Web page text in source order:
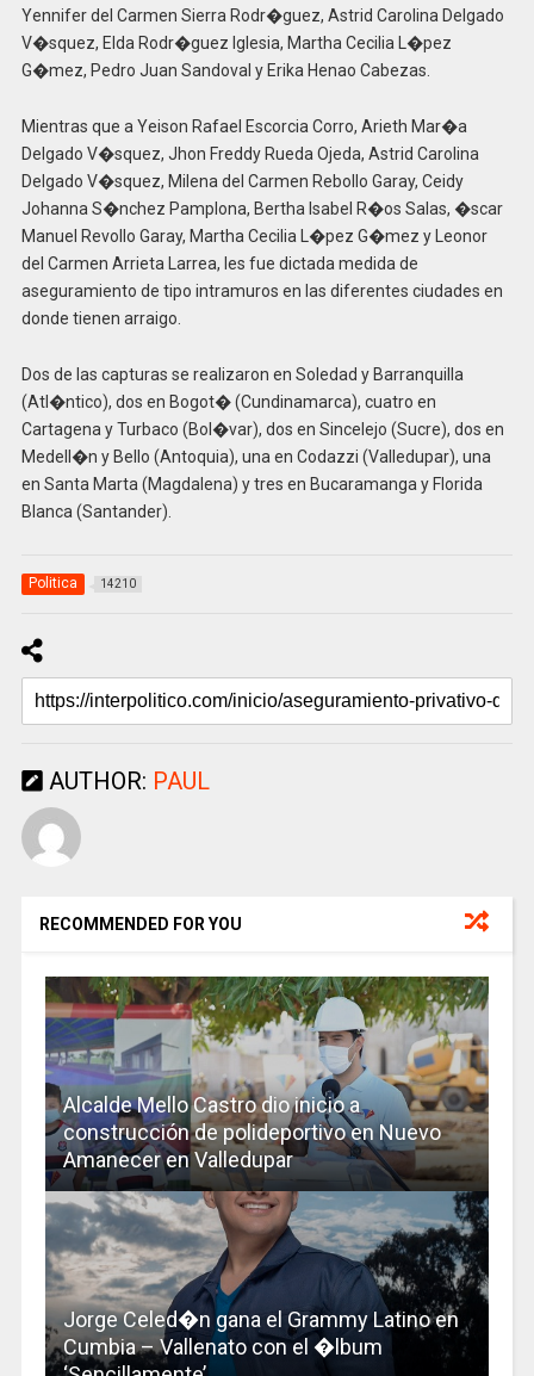
Yennifer del Carmen Sierra Rodr�guez, Astrid Carolina Delgado
V�squez, Elda Rodr�guez Iglesia, Martha Cecilia L�pez
G�mez, Pedro Juan Sandoval y Erika Henao Cabezas.
Mientras que a Yeison Rafael Escorcia Corro, Arieth Mar�a
Delgado V�squez, Jhon Freddy Rueda Ojeda, Astrid Carolina
Delgado V�squez, Milena del Carmen Rebollo Garay, Ceidy
Johanna S�nchez Pamplona, Bertha Isabel R�os Salas, �scar
Manuel Revollo Garay, Martha Cecilia L�pez G�mez y Leonor
del Carmen Arrieta Larrea, les fue dictada medida de
aseguramiento de tipo intramuros en las diferentes ciudades en
donde tienen arraigo.
Dos de las capturas se realizaron en Soledad y Barranquilla
(Atl�ntico), dos en Bogot� (Cundinamarca), cuatro en
Cartagena y Turbaco (Bol�var), dos en Sincelejo (Sucre), dos en
Medell�n y Bello (Antoquia), una en Codazzi (Valledupar), una
en Santa Marta (Magdalena) y tres en Bucaramanga y Florida
Blanca (Santander).
Politica 14210
AUTHOR: PAUL
RECOMMENDED FOR YOU
Alcalde Mello Castro dio inicio a
construcción de polideportivo en Nuevo
Amanecer en Valledupar
Jorge Celed�n gana el Grammy Latino en
Cumbia – Vallenato con el �lbum